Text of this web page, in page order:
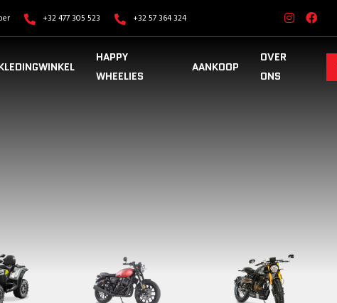
+32 477 305 523 +32 57 364 324
HAPPY
WHEELIES
AANKOOP
OVER
ONS